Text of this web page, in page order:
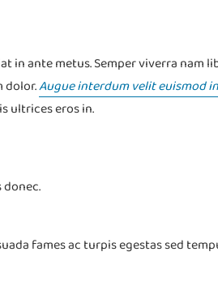
ante metus. Semper viverra nam
dolor.Augue interdum velit euismod
ultrices eros in.
fames ac turpis egestas sed